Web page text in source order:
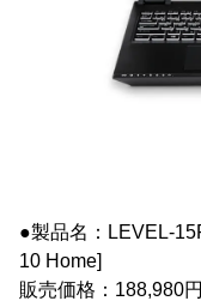
●製品名：LEVEL-
10 Home]
販売価格：